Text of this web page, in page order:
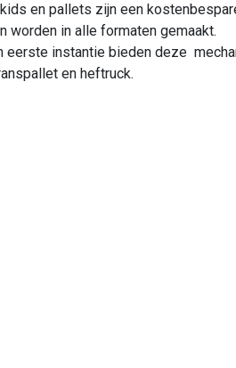
en pallets zijn een
worden in alle formaten gemaakt.
eerste instantie bieden deze
en heftruck.